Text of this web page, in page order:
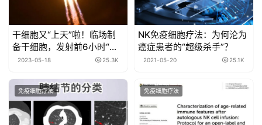
干细胞又“上天”啦！临场制
备干细胞，发射前6小时“赶
飞船”
2023-05-18 25.3K
NK免疫细胞疗法：为何沦为
癌症患者的“超级杀手”？
2021-05-20 25.1K
免疫细胞疗法 免疫细胞疗法